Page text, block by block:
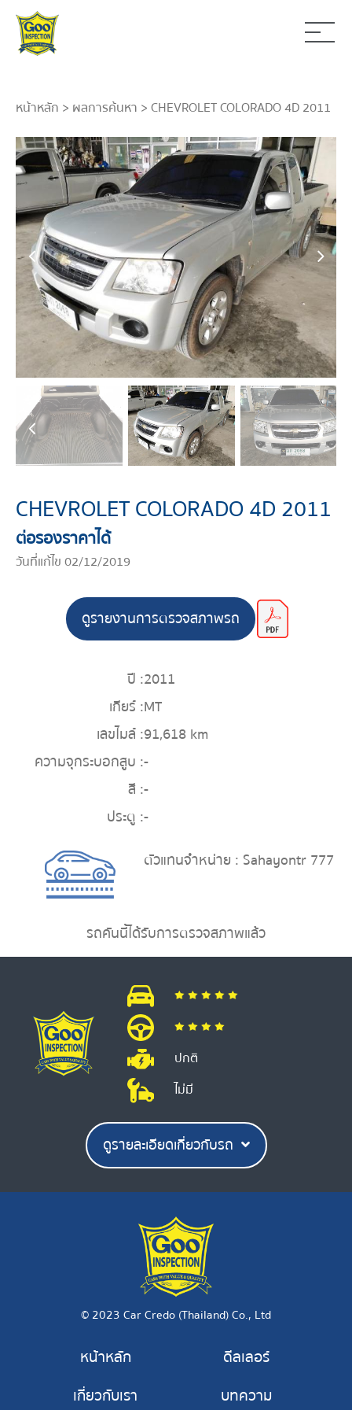
หน้าหลัก > ผลการค้นหา > CHEVROLET COLORADO 4D 2011
CHEVROLET COLORADO 4D 2011
ต่อรองราคาได้
วันที่แก้ไข 02/12/2019
ดูรายงานการตรวจสภาพรถ
ปี :2011
เกียร์ :MT
เลขไมล์ :91,618 km
ความจุกระบอกสูบ :-
สี :-
ประตู :-
ตัวแทนจำหน่าย : Sahayontr 777
รถคันนี้ได้รับการตรวจสภาพแล้ว
ปกติ
ไม่มี
ดูรายละเอียดเกี่ยวกับรถ
© 2023 Car Credo (Thailand) Co., Ltd
หน้าหลัก
เกี่ยวกับเรา
ดีลเลอร์
บทความ